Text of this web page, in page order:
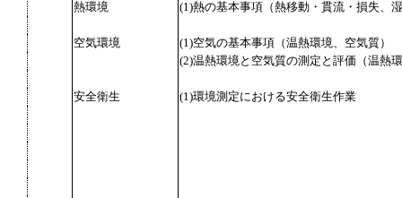
熱環境 (1)熱の基本事項（熱移動・貫流・損失、
空気環境
(1)空気の基本事項（温熱環境、空気質）
(2)温熱環境と空気質の測定と評価（温熱
安全衛生 (1)環境測定における安全衛生作業